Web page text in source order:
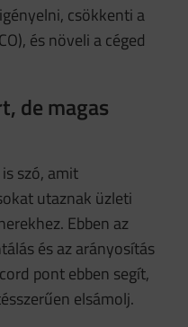
csökkenti a
és növeli a céged
de magas
szó, amit
utaznak üzleti
Ebben az
és az arányosítás
pont ebben segít,
elsámolj.